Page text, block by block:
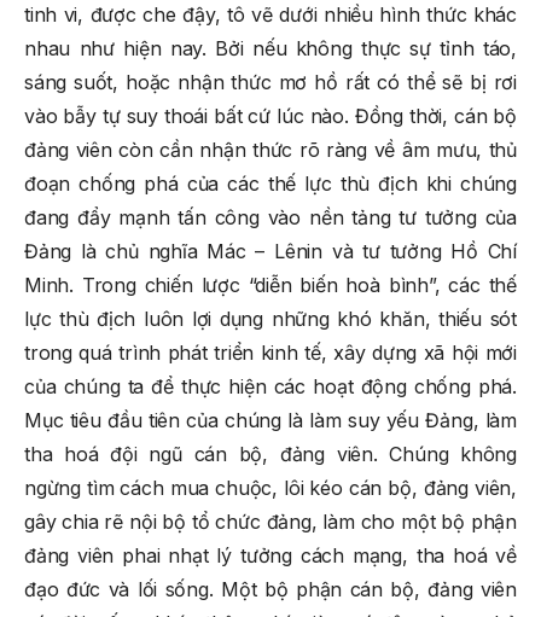
tinh vi, được che đậy, tô vẽ dưới nhiều hình thức khác
nhau như hiện nay. Bởi nếu không thực sự tỉnh táo,
sáng suốt, hoặc nhận thức mơ hồ rất có thể sẽ bị rơi
vào bẫy tự suy thoái bất cứ lúc nào. Đồng thời, cán bộ
đảng viên còn cần nhận thức rõ ràng về âm mưu, thủ
đoạn chống phá của các thế lực thù địch khi chúng
đang đẩy mạnh tấn công vào nền tảng tư tưởng của
Đảng là chủ nghĩa Mác – Lênin và tư tưởng Hồ Chí
Minh. Trong chiến lược “diễn biến hoà bình”, các thế
lực thù địch luôn lợi dụng những khó khăn, thiếu sót
trong quá trình phát triển kinh tế, xây dựng xã hội mới
của chúng ta để thực hiện các hoạt động chống phá.
Mục tiêu đầu tiên của chúng là làm suy yếu Đảng, làm
tha hoá đội ngũ cán bộ, đảng viên. Chúng không
ngừng tìm cách mua chuộc, lôi kéo cán bộ, đảng viên,
gây chia rẽ nội bộ tổ chức đảng, làm cho một bộ phận
đảng viên phai nhạt lý tưởng cách mạng, tha hoá về
đạo đức và lối sống. Một bộ phận cán bộ, đảng viên